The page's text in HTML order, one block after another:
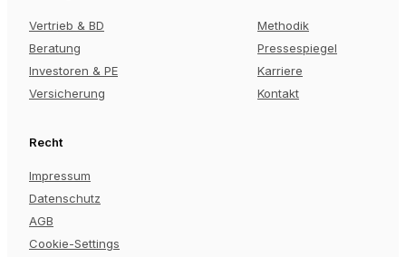
Vertrieb & BD
Beratung
Investoren & PE
Versicherung
Methodik
Pressespiegel
Karriere
Kontakt
Recht
Impressum
Datenschutz
AGB
Cookie-Settings